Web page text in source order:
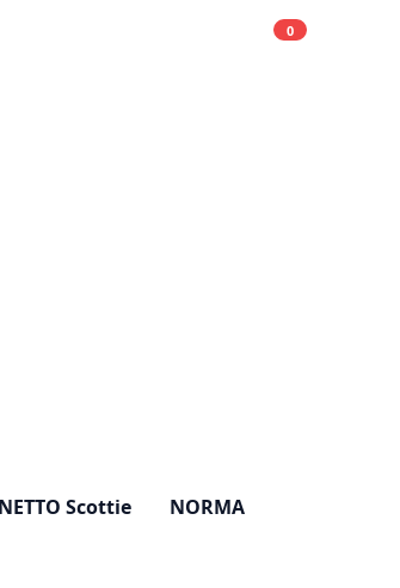
0
NETTO Scottie NORMA